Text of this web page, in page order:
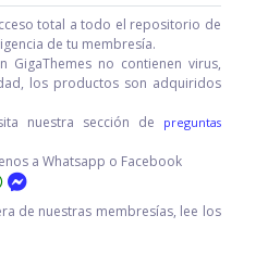
total a todo el repositorio de
de tu membresía.
GigaThemes no contienen virus,
los productos son adquiridos
nuestra sección de
preguntas
a Whatsapp o Facebook
de nuestras membresías, lee los